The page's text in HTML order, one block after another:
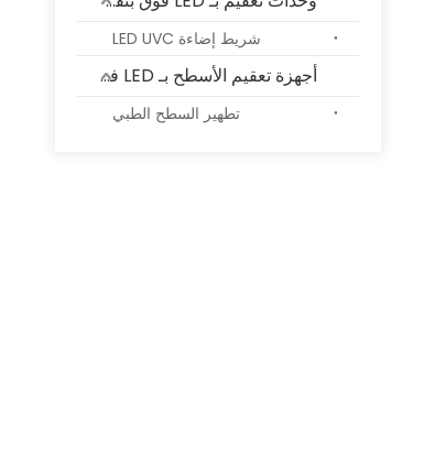
شريط إضاءة LED UVC
أجهزة تعقيم الأسطح بـ LED فوق بنفسجية
تطهير السطح الطبي